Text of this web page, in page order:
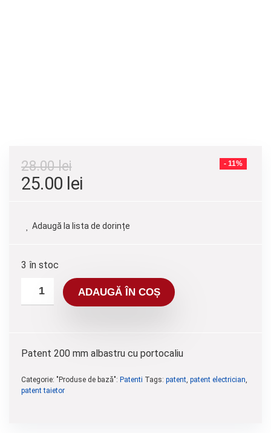
- 11%
28.00lei
25.00 lei
Adaugă la lista de dorințe
3 în stoc
ADAUGĂ ÎN COȘ
Patent 200 mm albastru cu portocaliu
Categorie: "Produse de bază": Patenti Tags: patent patent electrician
patent taietor